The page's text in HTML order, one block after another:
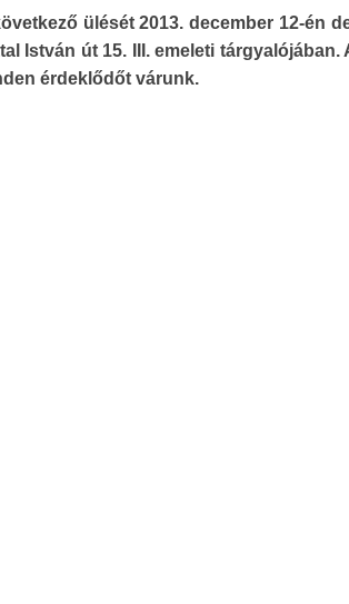
ülését2013. december 12-én
István út 15. III. emeleti tárgyalójában.
érdeklődőt várunk.